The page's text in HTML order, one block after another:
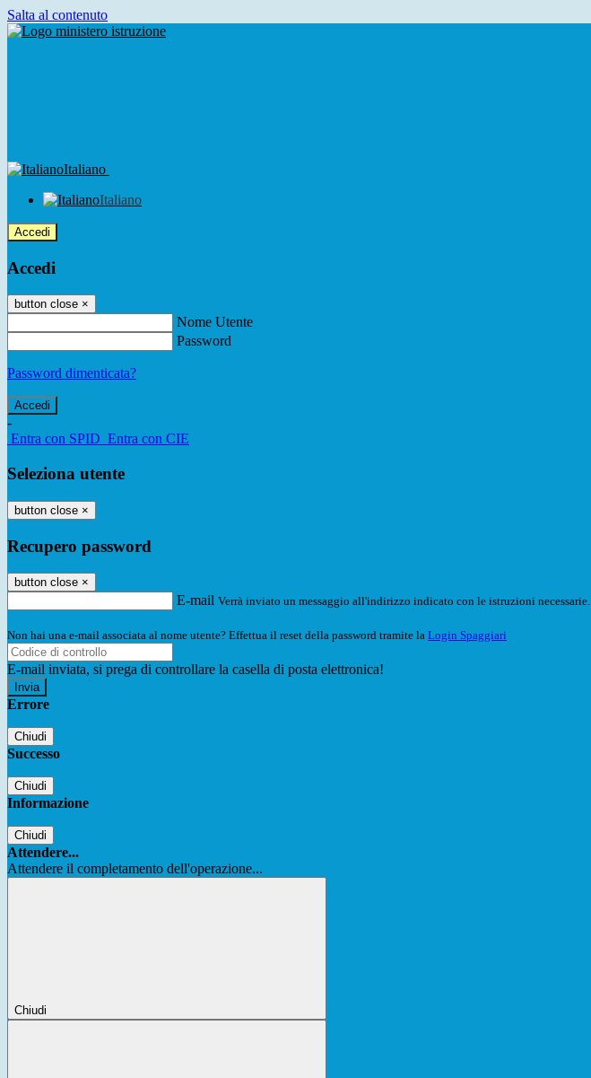
Salta al contenuto
Italiano
Italiano
Accedi
Accedi
button close ×
Nome Utente
Password
Password dimenticata?
-
Entra con SPID Entra con CIE
Seleziona utente
button close ×
Recupero password
button close ×
E-mail Verrà inviato un messaggio all'indirizzo indicato con le istruzioni necessarie.
Non hai una e-mail associata al nome utente? Effettua il reset della password tramite la Login Spaggiari
E-mail inviata, si prega di controllare la casella di posta elettronica!
Errore
Chiudi
Successo
Chiudi
Informazione
Chiudi
Attendere...
Attendere il completamento dell'operazione...
Chiudi